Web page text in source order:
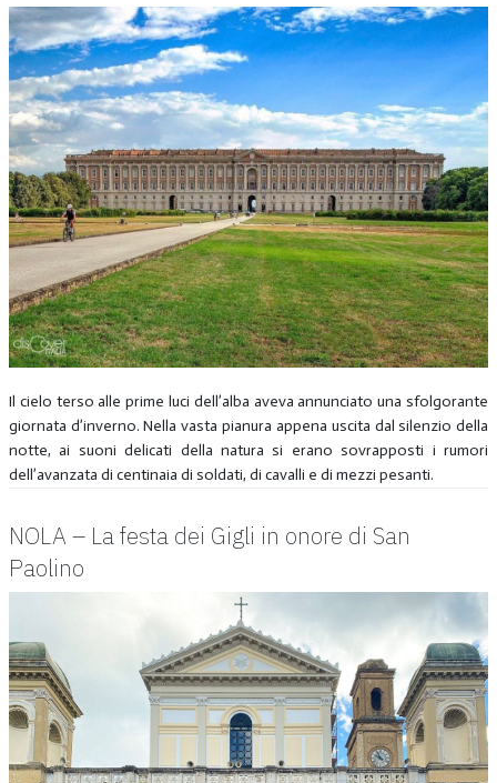
Il cielo terso alle prime luci dell’alba aveva annunciato una sfolgorante
giornata d’inverno. Nella vasta pianura appena uscita dal silenzio della
notte, ai suoni delicati della natura si erano sovrapposti i rumori
dell’avanzata di centinaia di soldati, di cavalli e di mezzi pesanti.
NOLA – La festa dei Gigli in onore di San
Paolino